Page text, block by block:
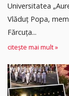
Universitatea
Vlăduț Popa,
Fărcuța...
citește mai mult »